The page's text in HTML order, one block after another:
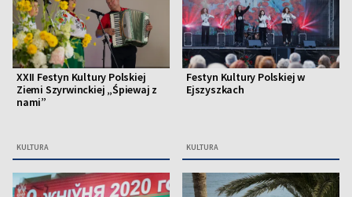
XXII Festyn Kultury Polskiej
Ziemi Szyrwinckiej „Śpiewaj z
nami”
KULTURA
Festyn Kultury Polskiej w
Ejszyszkach
KULTURA